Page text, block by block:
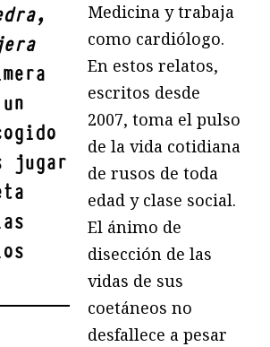
jugar
Medicina y trabaja
como cardiólogo.
En estos relatos,
escritos desde
2007, toma el pulso
de la vida cotidiana
de rusos de toda
edad y clase social.
El ánimo de
disección de las
vidas de sus
coetáneos no
desfallece a pesar